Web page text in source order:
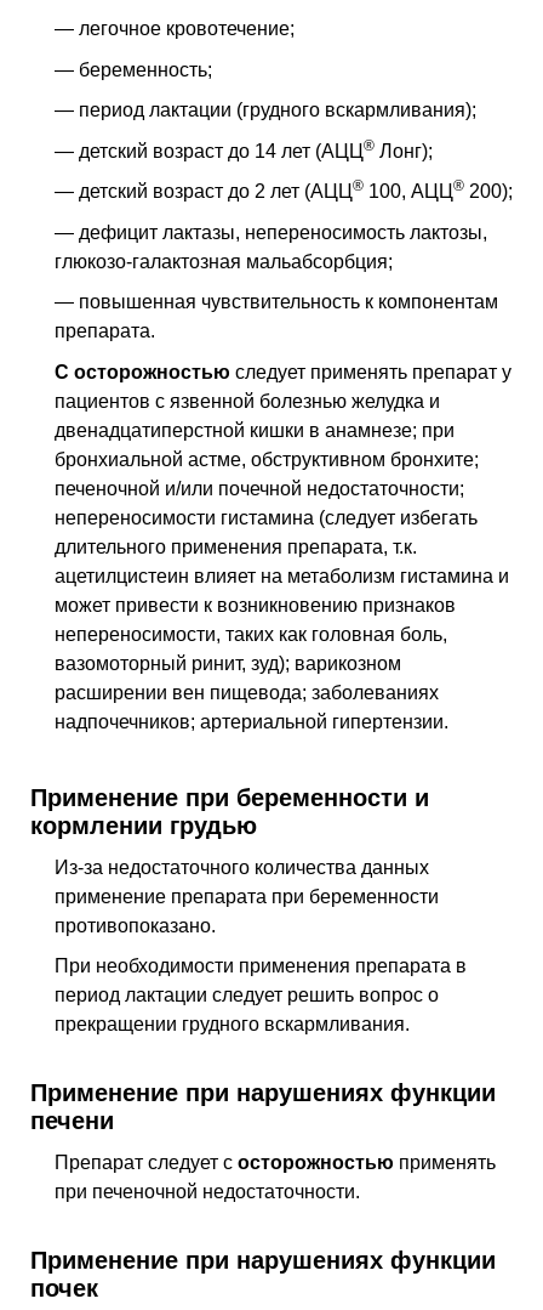
— легочное кровотечение;
— беременность;
— период лактации (грудного вскармливания);
— детский возраст до 14 лет (АЦЦ ® Лонг);
— детский возраст до 2 лет (АЦЦ ® 100, АЦЦ ® 200);
— дефицит лактазы, непереносимость лактозы,
глюкозо-галактозная мальабсорбция;
— повышенная чувствительность к компонентам
препарата.
С осторожностью следует применять препарат у
пациентов с язвенной болезнью желудка и
двенадцатиперстной кишки в анамнезе; при
бронхиальной астме, обструктивном бронхите;
печеночной и/или почечной недостаточности;
непереносимости гистамина (следует избегать
длительного применения препарата, т.к.
ацетилцистеин влияет на метаболизм гистамина и
может привести к возникновению признаков
непереносимости, таких как головная боль,
вазомоторный ринит, зуд); варикозном
расширении вен пищевода; заболеваниях
надпочечников; артериальной гипертензии.
Применение при беременности и
кормлении грудью
Из-за недостаточного количества данных
применение препарата при беременности
противопоказано.
При необходимости применения препарата в
период лактации следует решить вопрос о
прекращении грудного вскармливания.
Применение при нарушениях функции
печени
Препарат следует с осторожностью применять
при печеночной недостаточности.
Применение при нарушениях функции
почек